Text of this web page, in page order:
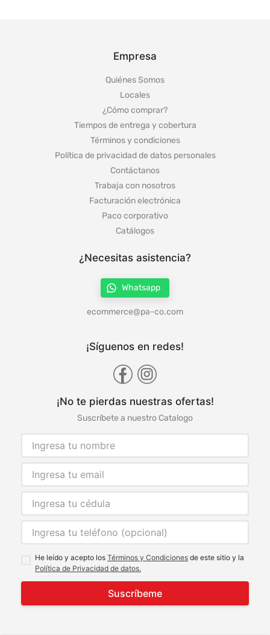
Empresa
Quiénes Somos
Locales
¿Cómo comprar?
Tiempos de entrega y cobertura
Términos y condiciones
Política de privacidad de datos personales
Contáctanos
Trabaja con nosotros
Facturación electrónica
Paco corporativo
Catálogos
¿Necesitas asistencia?
Whatsapp
ecommerce@pa-co.com
¡Síguenos en redes!
¡No te pierdas nuestras ofertas!
Suscríbete a nuestro Catalogo
He leído y acepto los Términos y Condiciones de este sitio y la
Política de Privacidad de datos.
Suscríbeme